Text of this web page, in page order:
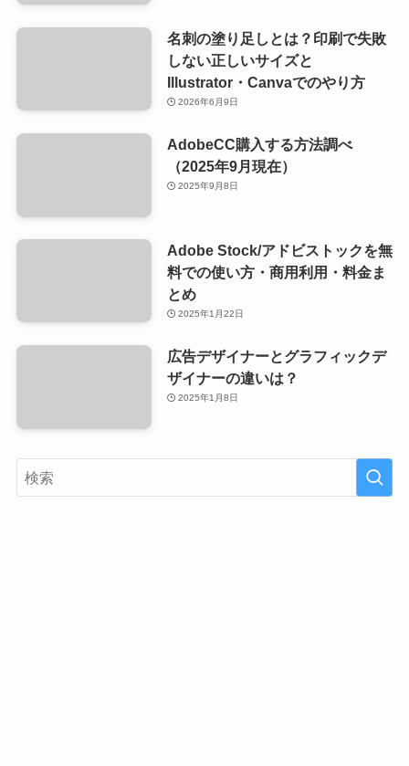
名刺の塗り足しとは？印刷で失敗
しない正しいサイズと
Illustrator・Canvaでのやり方
2026年6月9日
AdobeCC購入する方法調べ
（2025年9月現在）
2025年9月8日
Adobe Stock/アドビストックを無
料での使い方・商用利用・料金ま
とめ
2025年1月22日
広告デザイナーとグラフィックデ
ザイナーの違いは？
2025年1月8日